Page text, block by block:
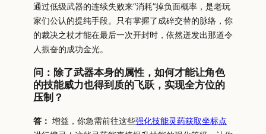
通过低级武器的连续失败来“消耗”掉负面概率，是老玩
家们公认的提纯手段。只有掌握了成碎交替的脉络，你
的裁决之杖才能在最后一次开封时，依然迸发出那道令
人振奋的成功金光。
问：除了武器本身的属性，如何才能让角色
的技能威力也得到质的飞跃，实现全方位的
压制？
答： 增益，你急需前往这些强化技能灵药获取坐标点